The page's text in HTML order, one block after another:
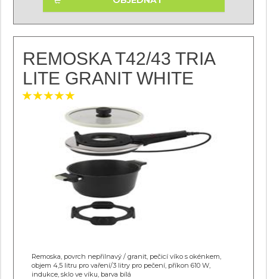
REMOSKA T42/43 TRIA
LITE GRANIT WHITE
Remoska, povrch nepřilnavý / granit, pečicí víko s okénkem,
objem 4,5 litru pro vaření/3 litry pro pečení, příkon 610 W,
indukce, sklo ve víku, barva bílá